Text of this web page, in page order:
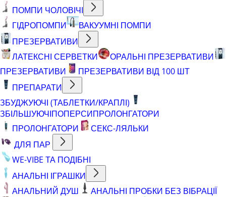
ПОМПИ ЧОЛОВІЧІ
ГІДРОПОМПИ
ВАКУУМНІ ПОМПИ
ПРЕЗЕРВАТИВИ
ЛАТЕКСНІ СЕРВЕТКИ
ОРАЛЬНІ ПРЕЗЕРВАТИВИ
ПРЕЗЕРВАТИВИ
ПРЕЗЕРВАТИВИ ВІД 100 ШТ
ПРЕПАРАТИ
ЗБУДЖУЮЧІ (ТАБЛЕТКИ/КРАПЛІ)
ЗБІЛЬШУЮЧІПОПЕРСИПРОЛОНГАТОРИ
ПРОЛОНГАТОРИ
СЕКС-ЛЯЛЬКИ
ДЛЯ ПАР
WE-VIBE ТА ПОДІБНІ
АНАЛЬНІ ІГРАШКИ
АНАЛЬНИЙ ДУШ
АНАЛЬНІ ПРОБКИ БЕЗ ВІБРАЦІЇ